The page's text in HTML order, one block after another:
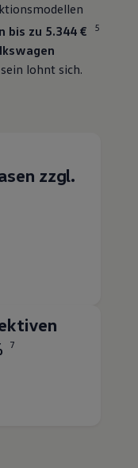
bis zu 5.344 € 5
lohnt sich.
zzgl.
7